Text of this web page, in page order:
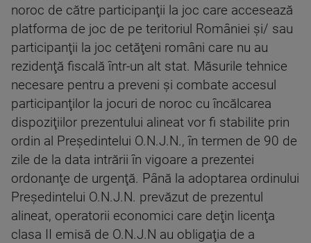
noroc de către participanţii la joc care accesează
platforma de joc de pe teritoriul României şi/ sau
participanţii la joc cetăţeni români care nu au
rezidenţă fiscală într-un alt stat. Măsurile tehnice
necesare pentru a preveni şi combate accesul
participanţilor la jocuri de noroc cu încălcarea
dispoziţiilor prezentului alineat vor fi stabilite prin
ordin al Preşedintelui O.N.J.N., în termen de 90 de
zile de la data intrării în vigoare a prezentei
ordonanţe de urgenţă. Până la adoptarea ordinului
Preşedintelui O.N.J.N. prevăzut de prezentul
alineat, operatorii economici care deţin licenţa
clasa II emisă de O.N.J.N au obligaţia de a